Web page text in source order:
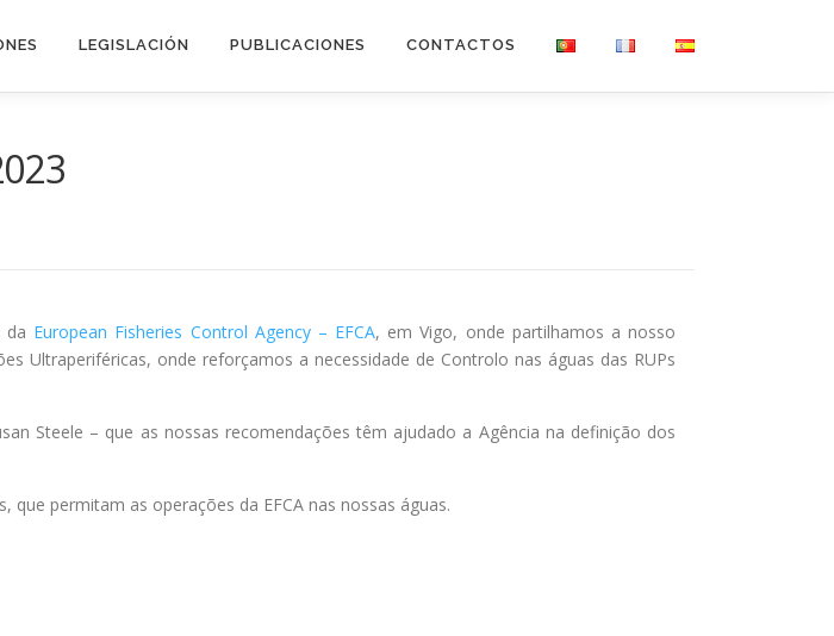
LEGISLACIÓN PUBLICACIONES CONTACTOS
da European Fisheries Control Agency – EFCA, em Vigo, onde partilhamos a nosso
Ultraperiféricas, onde reforçamos a necessidade de Controlo nas águas das RUPs
Steele – que as nossas recomendações têm ajudado a Agência na definição dos
permitam as operações da EFCA nas nossas águas.